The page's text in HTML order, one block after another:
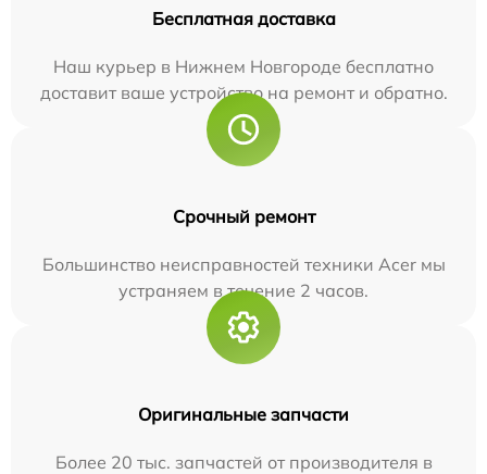
Бесплатная доставка
Наш курьер в Нижнем Новгороде бесплатно
доставит ваше устройство на ремонт и обратно.
Срочный ремонт
Большинство неисправностей техники Acer мы
устраняем в течение 2 часов.
Оригинальные запчасти
Более 20 тыс. запчастей от производителя в